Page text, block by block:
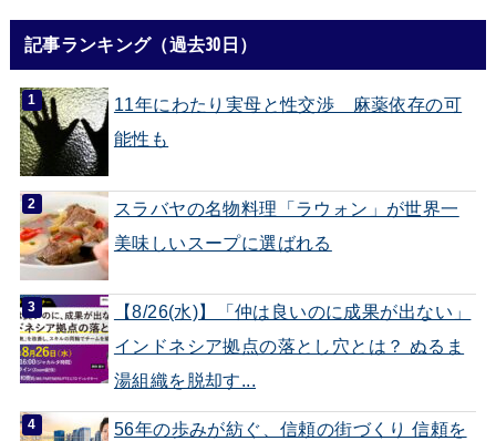
記事ランキング（過去30日）
11年にわたり実母と性交渉 麻薬依存の可
能性も
スラバヤの名物料理「ラウォン」が世界一
美味しいスープに選ばれる
【8/26(水)】「仲は良いのに成果が出ない」
インドネシア拠点の落とし穴とは？ ぬるま
湯組織を脱却す...
56年の歩みが紡ぐ、信頼の街づくり 信頼を